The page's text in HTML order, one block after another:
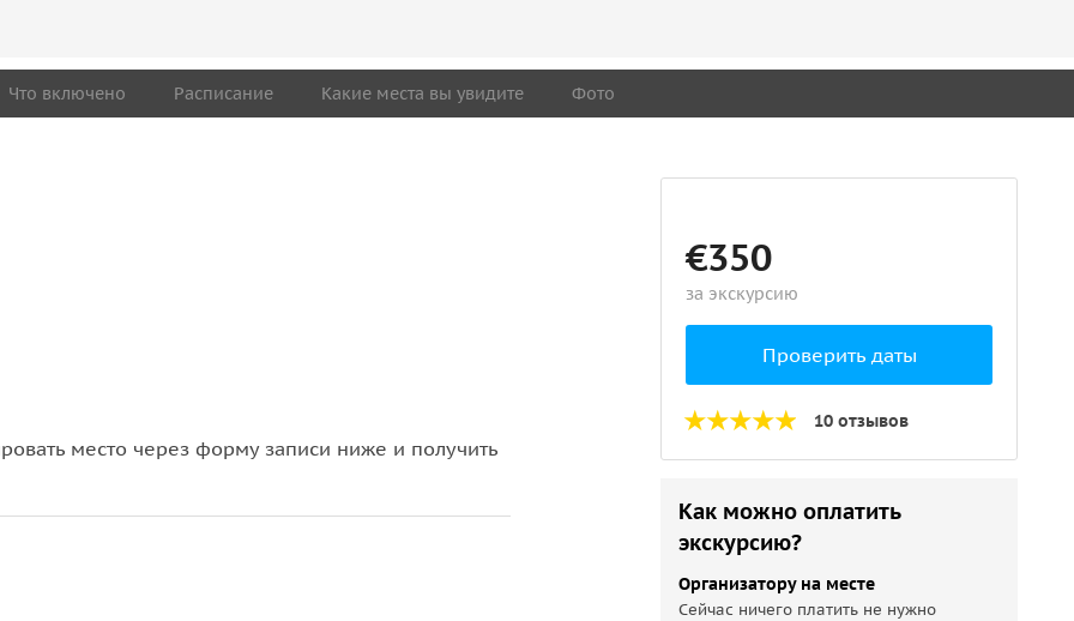
Что включено Расписание Какие места вы увидите Фото
место через форму записи ниже и получить
€350
за экскурсию
Проверить даты
10 отзывов
Как можно оплатить
экскурсию?
Организатору на месте
Сейчас ничего платить не нужно